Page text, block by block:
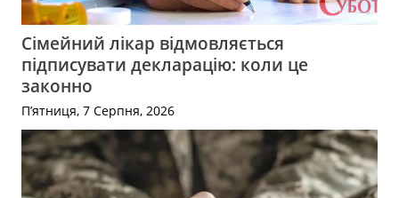
Сімейний лікар відмовляється
підписувати декларацію: коли це
законно
П’ятниця, 7 Серпня, 2026